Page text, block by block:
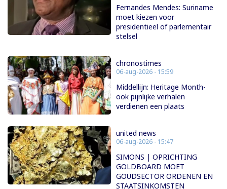
Fernandes Mendes: Suriname
moet kiezen voor
presidentieel of parlementair
stelsel
chronostimes
06-aug-2026 - 15:59
Middellijn: Heritage Month-
ook pijnlijke verhalen
verdienen een plaats
united news
06-aug-2026 - 15:47
SIMONS | OPRICHTING
GOLDBOARD MOET
GOUDSECTOR ORDENEN EN
STAATSINKOMSTEN